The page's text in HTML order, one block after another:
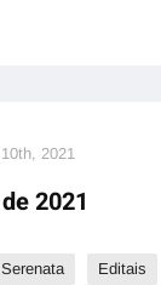
2021
2021
Editais